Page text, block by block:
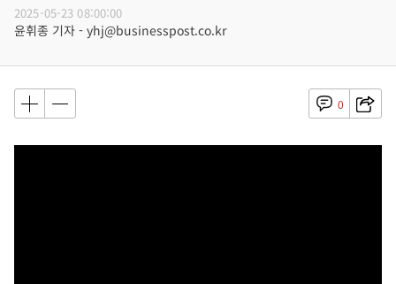
2025-05-23 08:00:00
윤휘종 기자 - yhj@businesspost.co.kr
0